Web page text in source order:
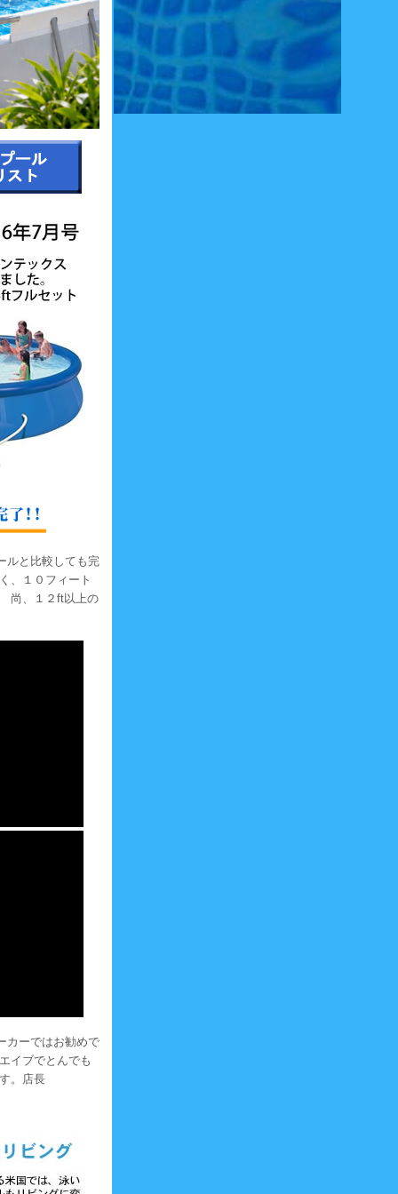
ルと比較しても完
、１０フィート
尚、１２ft以上の
カーではお勧めで
イブでとんでも
。店長